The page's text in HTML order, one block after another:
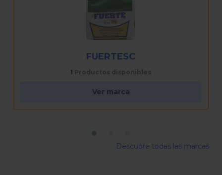
MARINO
1
Ver marca
Descubre todas las marcas